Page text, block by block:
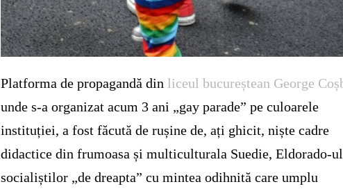
Platforma de propagandă din liceul bucureștean George
unde s-a organizat acum 3 ani „gay parade” pe culoarele
instituției, a fost făcută de rușine de, ați ghicit, niște cadre
didactice din frumoasa și multiculturala Suedie, Eldorado-ul
socialiștilor „de dreapta” cu mintea odihnită care umplu